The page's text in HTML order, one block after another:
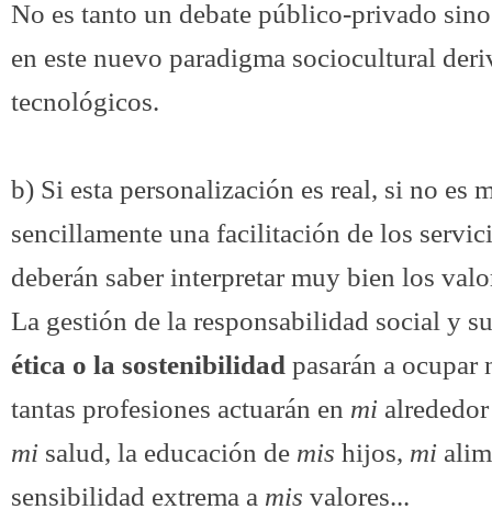
No es tanto un debate público-privado
en este nuevo paradigma sociocultural
tecnológicos.
b) Si esta personalización es real, si no es
sencillamente una facilitación de los
deberán saber interpretar muy bien los
La gestión de la responsabilidad social y
ética o la sostenibilidad pasarán a
tantas profesiones actuarán en mi
mi salud, la educación de mis hijos, mi
sensibilidad extrema a mis valores...